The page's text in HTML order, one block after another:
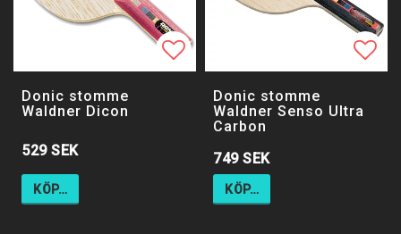
Lägg till i favoritlistan
Donic stomme
Waldner Dicon
529 SEK
KÖP…
Donic stomme
Waldner Senso Ultra
Carbon
749 SEK
KÖP…